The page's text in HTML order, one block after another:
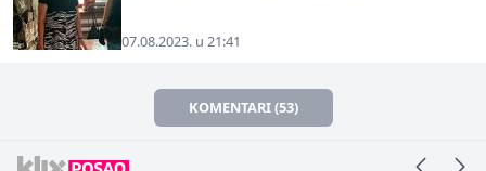
07.08.2023. u 21:41
KOMENTARI (53)